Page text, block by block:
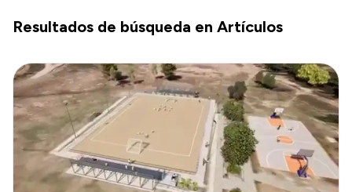
¿Qué es IPROSS?
Autoridades
Delegaciones
Consultorios Propios
Presentación CV
Resultados de búsqueda en Artículos